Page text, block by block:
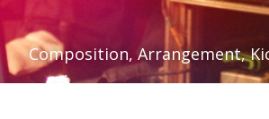
Composition, Arrangement,